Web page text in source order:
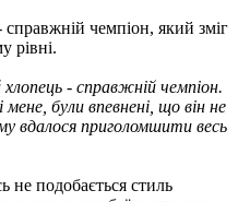
чемпіон, який зміг
рівні.
- справжній чемпіон.
були впевнені, що він не
вдалося приголомшити весь
не подобається стиль